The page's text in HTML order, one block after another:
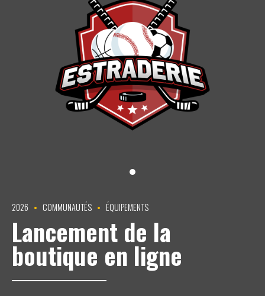
2026 COMMUNAUTÉS ÉQUIPEMENTS
Lancement de la
boutique en ligne